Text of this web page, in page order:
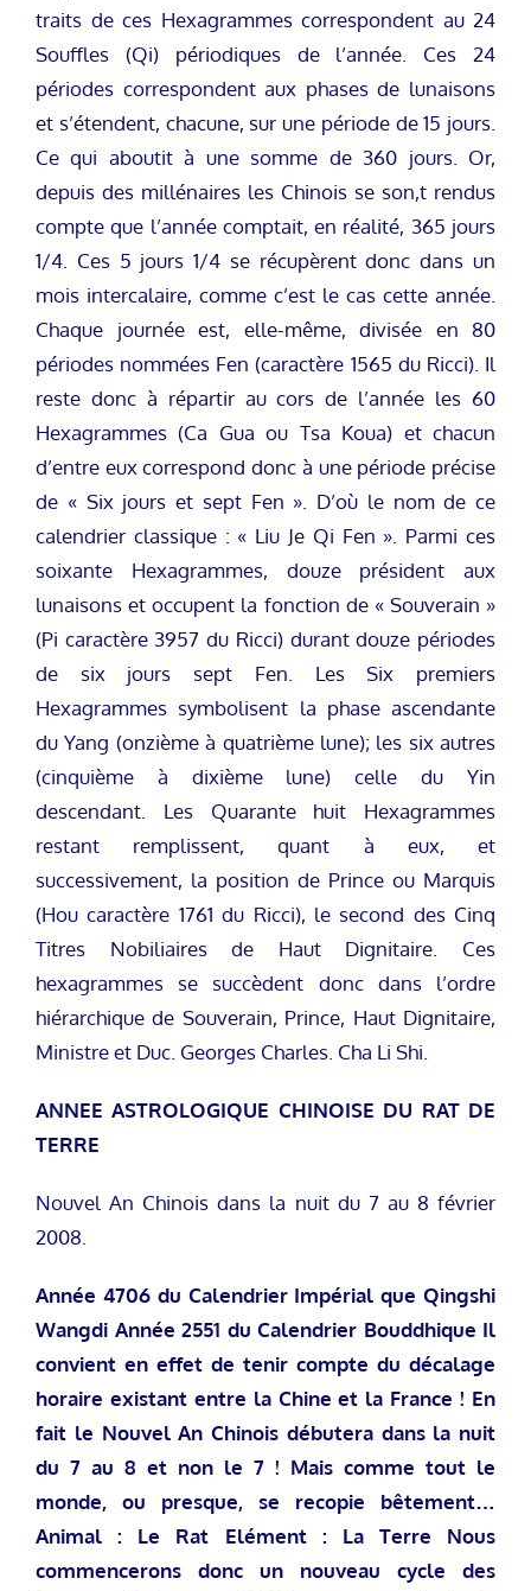
traits de ces Hexagrammes correspondent au 24
Souffles (Qi) périodiques de l’année. Ces 24
périodes correspondent aux phases de lunaisons
et s’étendent, chacune, sur une période de 15 jours.
Ce qui aboutit à une somme de 360 jours. Or,
depuis des millénaires les Chinois se son,t rendus
compte que l’année comptait, en réalité, 365 jours
1/4. Ces 5 jours 1/4 se récupèrent donc dans un
mois intercalaire, comme c’est le cas cette année.
Chaque journée est, elle-même, divisée en 80
périodes nommées Fen (caractère 1565 du Ricci). Il
reste donc à répartir au cors de l’année les 60
Hexagrammes (Ca Gua ou Tsa Koua) et chacun
d’entre eux correspond donc à une période précise
de « Six jours et sept Fen ». D’où le nom de ce
calendrier classique : « Liu Je Qi Fen ». Parmi ces
soixante Hexagrammes, douze président aux
lunaisons et occupent la fonction de « Souverain »
(Pi caractère 3957 du Ricci) durant douze périodes
de six jours sept Fen. Les Six premiers
Hexagrammes symbolisent la phase ascendante
du Yang (onzième à quatrième lune); les six autres
(cinquième à dixième lune) celle du Yin
descendant. Les Quarante huit Hexagrammes
restant remplissent, quant à eux, et
successivement, la position de Prince ou Marquis
(Hou caractère 1761 du Ricci), le second des Cinq
Titres Nobiliaires de Haut Dignitaire. Ces
hexagrammes se succèdent donc dans l’ordre
hiérarchique de Souverain, Prince, Haut Dignitaire,
Ministre et Duc. Georges Charles. Cha Li Shi.
ANNEE ASTROLOGIQUE CHINOISE DU RAT DE
TERRE
Nouvel An Chinois dans la nuit du 7 au 8 février
2008.
Année 4706 du Calendrier Impérial que Qingshi
Wangdi Année 2551 du Calendrier Bouddhique Il
convient en effet de tenir compte du décalage
horaire existant entre la Chine et la France ! En
fait le Nouvel An Chinois débutera dans la nuit
du 7 au 8 et non le 7 ! Mais comme tout le
monde, ou presque, se recopie bêtement…
Animal : Le Rat
Elément : La Terre
Nous
commencerons donc un nouveau cycle des